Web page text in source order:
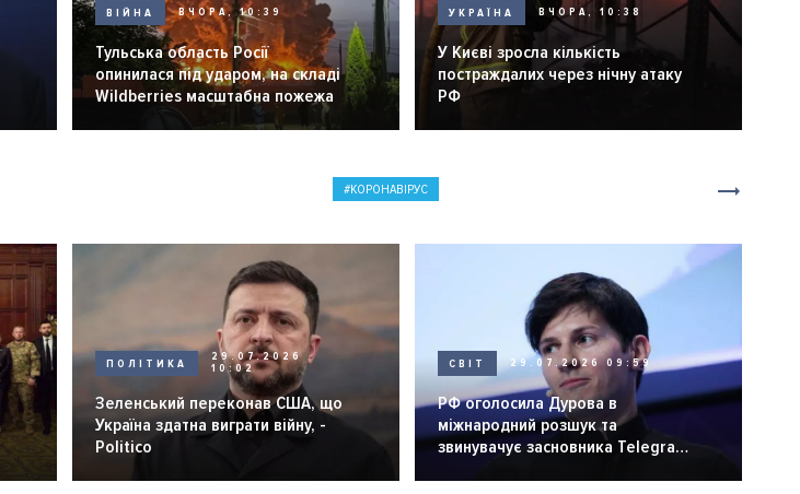
ВІЙНА ВЧОРА, 10:39
Тульська область Росії
опинилася під ударом, на складі
Wildberries масштабна пожежа
УКРАЇНА ВЧОРА, 10:38
У Києві зросла кількість
постраждалих через нічну атаку
РФ
КОРОНАВІРУС
ПОЛІТИКА
29.07.2026
10:02
Зеленський переконав США, що
Україна здатна виграти війну, -
Politico
СВІТ 29.07.2026 09:59
РФ оголосила Дурова в
міжнародний розшук та
звинувачує засновника Telegram